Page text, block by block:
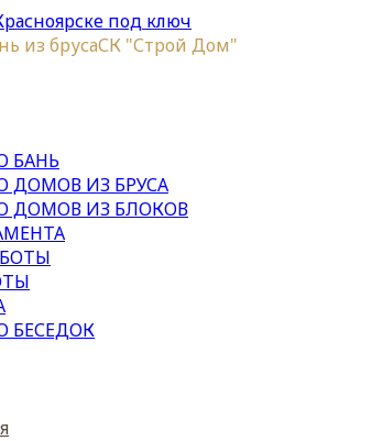
из брусаСК "Строй Дом"
БАНЬ
ДОМОВ ИЗ БРУСА
ДОМОВ ИЗ БЛОКОВ
БЕСЕДОК